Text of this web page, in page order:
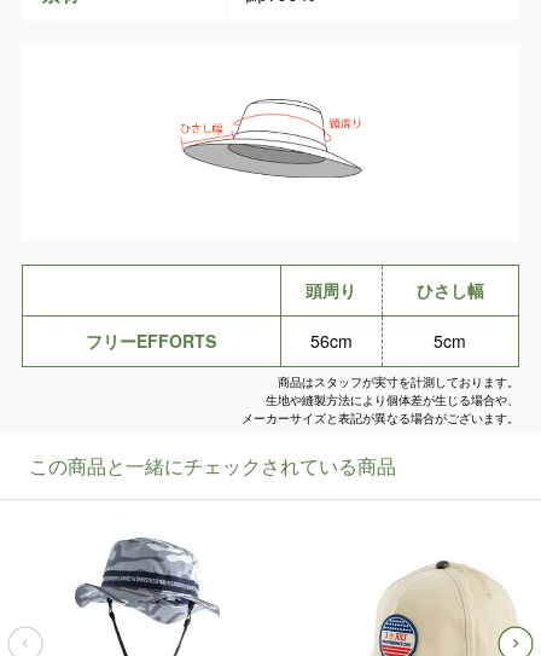
頭周り ひさし幅
フリーEFFORTS 56cm 5cm
商品はスタッフが実寸を計測しております。
生地や縫製方法により個体差が生じる場合や、
メーカーサイズと表記が異なる場合がございます。